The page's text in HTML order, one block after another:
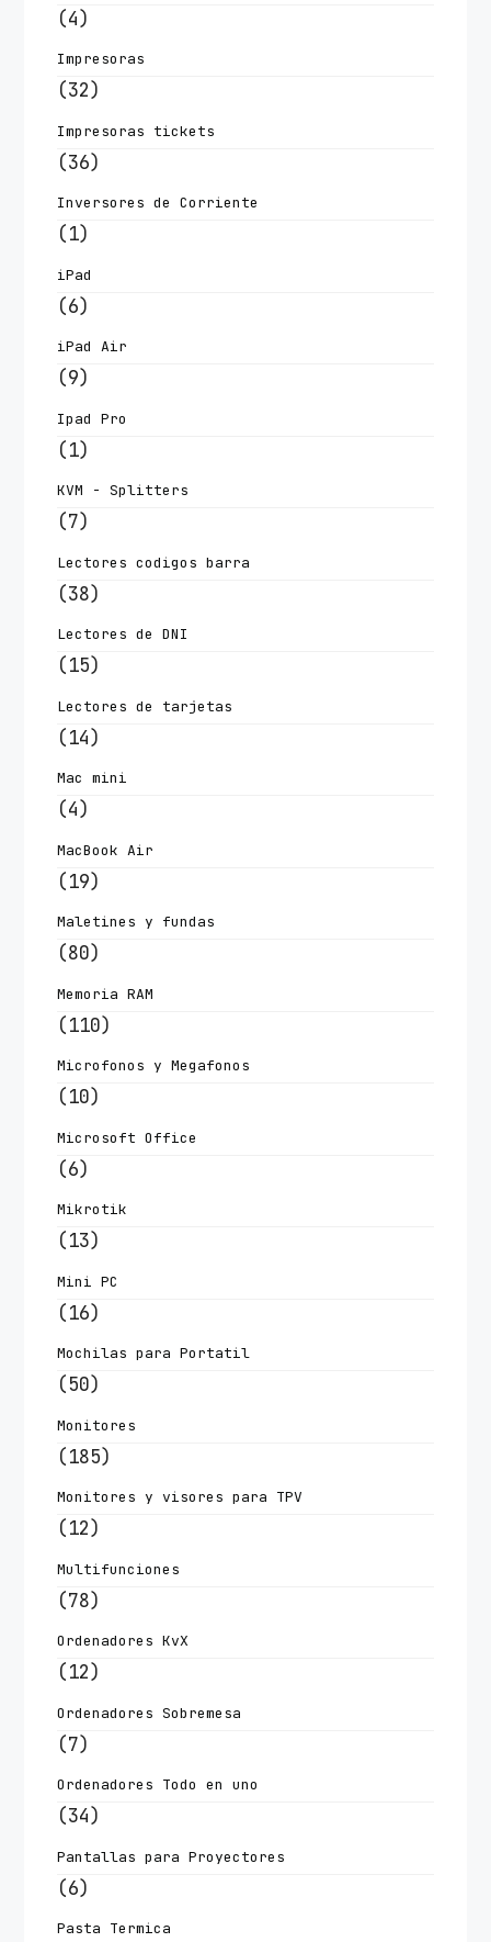
(4)
Impresoras
(32)
Impresoras tickets
(36)
Inversores de Corriente
(1)
iPad
(6)
iPad Air
(9)
Ipad Pro
(1)
KVM - Splitters
(7)
Lectores codigos barra
(38)
Lectores de DNI
(15)
Lectores de tarjetas
(14)
Mac mini
(4)
MacBook Air
(19)
Maletines y fundas
(80)
Memoria RAM
(110)
Microfonos y Megafonos
(10)
Microsoft Office
(6)
Mikrotik
(13)
Mini PC
(16)
Mochilas para Portatil
(50)
Monitores
(185)
Monitores y visores para TPV
(12)
Multifunciones
(78)
Ordenadores KvX
(12)
Ordenadores Sobremesa
(7)
Ordenadores Todo en uno
(34)
Pantallas para Proyectores
(6)
Pasta Termica